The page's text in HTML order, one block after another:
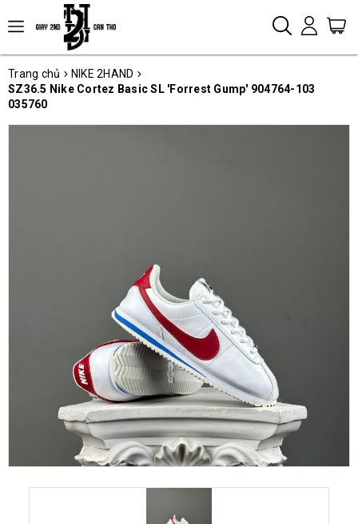
Trang chủ
NIKE 2HAND
SZ36.5 Nike Cortez Basic SL 'Forrest Gump' 904764-103
035760